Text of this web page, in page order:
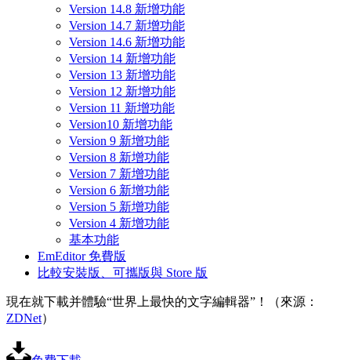
Version 14.8 新增功能
Version 14.7 新增功能
Version 14.6 新增功能
Version 14 新增功能
Version 13 新增功能
Version 12 新增功能
Version 11 新增功能
Version10 新增功能
Version 9 新增功能
Version 8 新增功能
Version 7 新增功能
Version 6 新增功能
Version 5 新增功能
Version 4 新增功能
基本功能
EmEditor 免費版
比較安裝版、可攜版與 Store 版
現在就下載并體驗“世界上最快的文字編輯器”！（來源：
ZDNet）